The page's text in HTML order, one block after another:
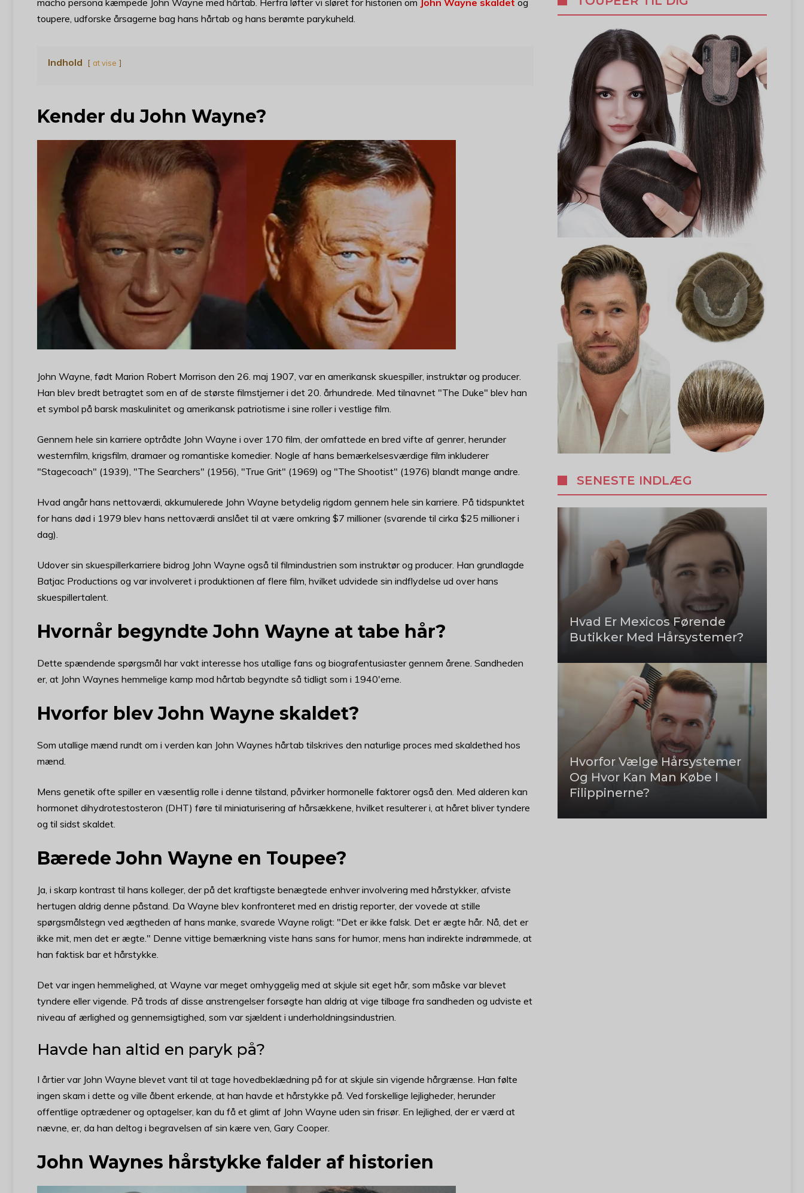
macho persona kæmpede John Wayne med hårtab. Herfra løfter vi sløret for historien om John Wayne skaldet og
toupere, udforske årsagerne bag hans hårtab og hans berømte parykuheld.
Indhold at vise
Kender du John Wayne?
John Wayne, født Marion Robert Morrison den 26. maj 1907, var en amerikansk skuespiller, instruktør og producer.
Han blev bredt betragtet som en af de største filmstjerner i det 20. århundrede. Med tilnavnet "The Duke" blev han
et symbol på barsk maskulinitet og amerikansk patriotisme i sine roller i vestlige film.
Gennem hele sin karriere optrådte John Wayne i over 170 film, der omfattede en bred vifte af genrer, herunder
westernfilm, krigsfilm, dramaer og romantiske komedier. Nogle af hans bemærkelsesværdige film inkluderer
"Stagecoach" (1939), "The Searchers" (1956), "True Grit" (1969) og "The Shootist" (1976) blandt mange andre.
Hvad angår hans nettoværdi, akkumulerede John Wayne betydelig rigdom gennem hele sin karriere. På tidspunktet
for hans død i 1979 blev hans nettoværdi anslået til at være omkring $7 millioner (svarende til cirka $25 millioner i
dag).
Udover sin skuespillerkarriere bidrog John Wayne også til filmindustrien som instruktør og producer. Han grundlagde
Batjac Productions og var involveret i produktionen af flere film, hvilket udvidede sin indflydelse ud over hans
skuespillertalent.
Hvornår begyndte John Wayne at tabe hår?
Dette spændende spørgsmål har vakt interesse hos utallige fans og biografentusiaster gennem årene. Sandheden
er, at John Waynes hemmelige kamp mod hårtab begyndte så tidligt som i 1940'erne.
Hvorfor blev John Wayne skaldet?
Som utallige mænd rundt om i verden kan John Waynes hårtab tilskrives den naturlige proces med skaldethed hos
mænd.
Mens genetik ofte spiller en væsentlig rolle i denne tilstand, påvirker hormonelle faktorer også den. Med alderen kan
hormonet dihydrotestosteron (DHT) føre til miniaturisering af hårsækkene, hvilket resulterer i, at håret bliver tyndere
og til sidst skaldet.
Bærede John Wayne en Toupee?
Ja, i skarp kontrast til hans kolleger, der på det kraftigste benægtede enhver involvering med hårstykker, afviste
hertugen aldrig denne påstand. Da Wayne blev konfronteret med en dristig reporter, der vovede at stille
spørgsmålstegn ved ægtheden af hans manke, svarede Wayne roligt: "Det er ikke falsk. Det er ægte hår. Nå, det er
ikke mit, men det er ægte." Denne vittige bemærkning viste hans sans for humor, mens han indirekte indrømmede, at
han faktisk bar et hårstykke.
Det var ingen hemmelighed, at Wayne var meget omhyggelig med at skjule sit eget hår, som måske var blevet
tyndere eller vigende. På trods af disse anstrengelser forsøgte han aldrig at vige tilbage fra sandheden og udviste et
niveau af ærlighed og gennemsigtighed, som var sjældent i underholdningsindustrien.
Havde han altid en paryk på?
I årtier var John Wayne blevet vant til at tage hovedbeklædning på for at skjule sin vigende hårgrænse. Han følte
ingen skam i dette og ville åbent erkende, at han havde et hårstykke på. Ved forskellige lejligheder, herunder
offentlige optrædener og optagelser, kan du få et glimt af John Wayne uden sin frisør. En lejlighed, der er værd at
nævne, er, da han deltog i begravelsen af sin kære ven, Gary Cooper.
John Waynes hårstykke falder af historien
SENESTE INDLÆG
Hvad Er Mexicos Førende
Butikker Med Hårsystemer?
Hvorfor Vælge Hårsystemer
Og Hvor Kan Man Købe I
Filippinerne?